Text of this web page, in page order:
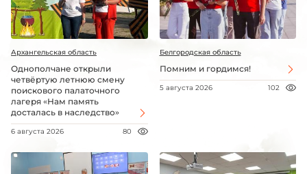
Архангельская область
Однополчане открыли
четвёртую летнюю смену
поискового палаточного
лагеря «Нам память
досталась в наследство»
6 августа 2026 80
Белгородская область
Помним и гордимся!
5 августа 2026 102